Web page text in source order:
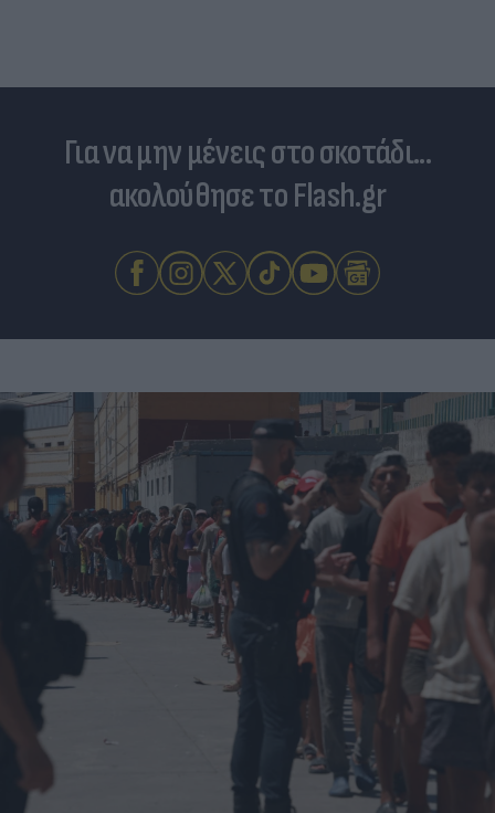
Για να μην μένεις στο σκοτάδι...
ακολούθησε το Flash.gr